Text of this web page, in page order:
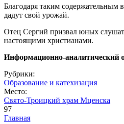
Благодаря таким содержательным
дадут свой урожай.
Отец Сергий призвал юных
настоящими христианами.
Информационно-аналитический
Рубрики:
Образование и катехизация
Место:
Свято-Троицкий храм Мценска
97
Главная